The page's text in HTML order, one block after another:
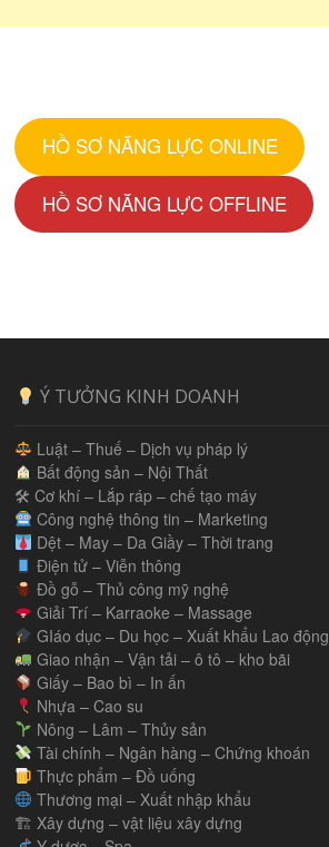
HỒ SƠ NĂNG LỰC ONLINE
HỒ SƠ NĂNG LỰC OFFLINE
Ý TƯỞNG KINH DOANH
Luật – Thuế – Dịch vụ pháp lý
Bất động sản – Nội Thất
🛠 Cơ khí – Lắp ráp – chế tạo máy
Công nghệ thông tin – Marketing
Dệt – May – Da Giầy – Thời trang
Điện tử – Viễn thông
Đồ gỗ – Thủ công mỹ nghệ
Giải Trí – Karraoke – Massage
GIáo dục – Du học – Xuất khẩu Lao động
Giao nhận – Vận tải – ô tô – kho bãi
Giấy – Bao bì – In ấn
Nhựa – Cao su
Nông – Lâm – Thủy sản
Tài chính – Ngân hàng – Chứng khoán
Thực phẩm – Đồ uống
Thương mại – Xuất nhập khẩu
🏗 Xây dựng – vật liệu xây dựng